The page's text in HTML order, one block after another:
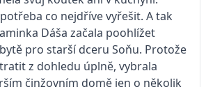
co nejdříve vyřešit. A tak
Dáša začala poohlížet
pro starší dceru Soňu. Protože
z dohledu úplně, vybrala
činžovním domě jen o ně­kolik